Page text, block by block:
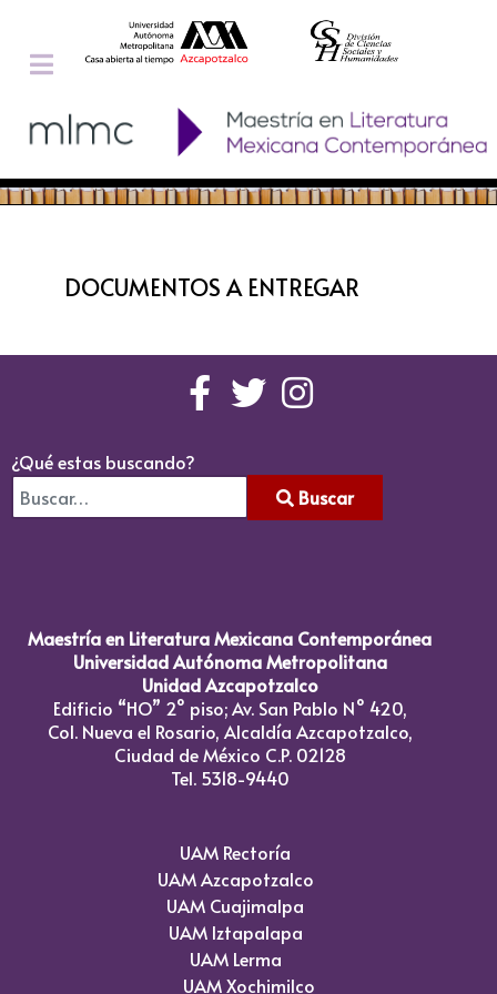
DOCUMENTOS A ENTREGAR
¿Qué estas buscando?
Buscar
Maestría en Literatura Mexicana Contemporánea
Universidad Autónoma Metropolitana
Unidad Azcapotzalco
Edificio “HO” 2° piso; Av. San Pablo N° 420,
Col. Nueva el Rosario, Alcaldía Azcapotzalco,
Ciudad de México C.P. 02128
Tel. 5318-9440
UAM Rectoría
UAM Azcapotzalco
UAM Cuajimalpa
UAM Iztapalapa
UAM Lerma
UAM Xochimilco